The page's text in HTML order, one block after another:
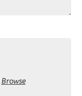
Browse